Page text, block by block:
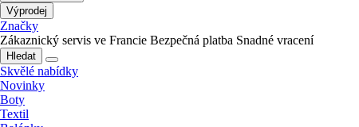
Výprodej
Značky
Zákaznický servis ve Francie Bezpečná platba Snadné vracení
Hledat
Skvělé nabídky
Novinky
Boty
Textil